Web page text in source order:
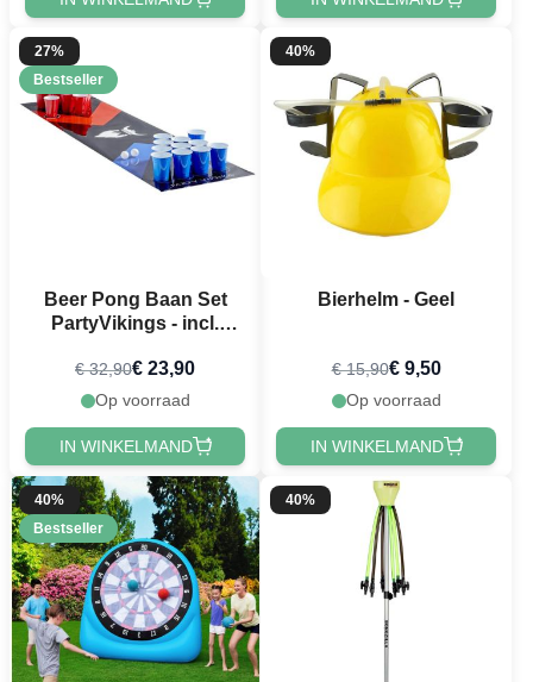
27%
Bestseller
Beer Pong Baan Set
PartyVikings - incl.
Beer pong ballen
€ 32,90€ 23,90
Op voorraad
IN WINKELMAND
40%
Bierhelm - Geel
€ 15,90€ 9,50
Op voorraad
IN WINKELMAND
40%
Bestseller
40%